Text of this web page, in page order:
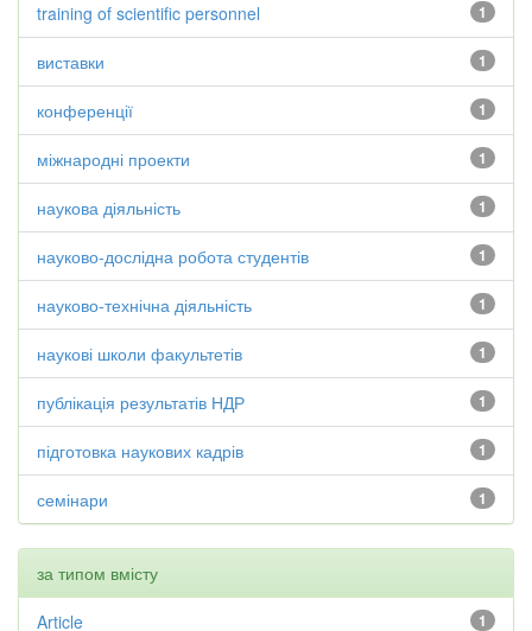
1
training of scientific personnel
1
виставки
1
конференції
1
міжнародні проекти
1
наукова діяльність
1
науково-дослідна робота студентів
1
науково-технічна діяльність
1
наукові школи факультетів
1
публікація результатів НДР
1
підготовка наукових кадрів
1
семінари
за типом вмісту
1
Article